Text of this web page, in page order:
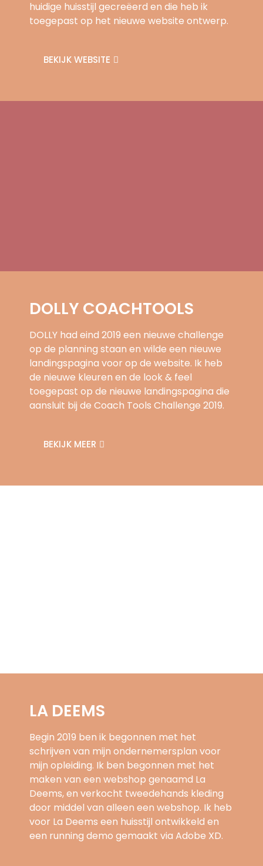
huidige huisstijl gecreëerd en die heb ik
toegepast op het nieuwe website ontwerp.
BEKIJK WEBSITE
DOLLY COACHTOOLS
DOLLY had eind 2019 een nieuwe challenge
op de planning staan en wilde een nieuwe
landingspagina voor op de website. Ik heb
de nieuwe kleuren en de look & feel
toegepast op de nieuwe landingspagina die
aansluit bij de Coach Tools Challenge 2019.
BEKIJK MEER
LA DEEMS
Begin 2019 ben ik begonnen met het
schrijven van mijn ondernemersplan voor
mijn opleiding. Ik ben begonnen met het
maken van een webshop genaamd La
Deems, en verkocht tweedehands kleding
door middel van alleen een webshop. Ik heb
voor La Deems een huisstijl ontwikkeld en
een running demo gemaakt via Adobe XD.